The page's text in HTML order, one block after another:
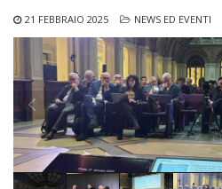
21 FEBBRAIO 2025 NEWS ED EVENTI